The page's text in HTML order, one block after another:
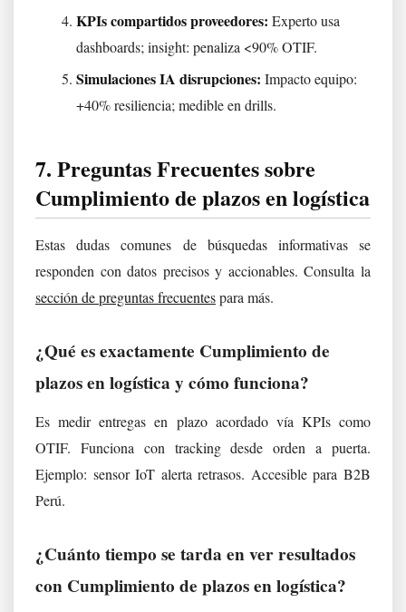
KPIs compartidos proveedores: Experto usa
dashboards; insight: penaliza <90% OTIF.
Simulaciones IA disrupciones: Impacto equipo:
+40% resiliencia; medible en drills.
7. Preguntas Frecuentes sobre
Cumplimiento de plazos en logística
Estas dudas comunes de búsquedas informativas se
responden con datos precisos y accionables. Consulta la
sección de preguntas frecuentespara más.
¿Qué es exactamente Cumplimiento de
plazos en logística y cómo funciona?
Es medir entregas en plazo acordado vía KPIs como
OTIF. Funciona con tracking desde orden a puerta.
Ejemplo: sensor IoT alerta retrasos. Accesible para B2B
Perú.
¿Cuánto tiempo se tarda en ver resultados
con Cumplimiento de plazos en logística?